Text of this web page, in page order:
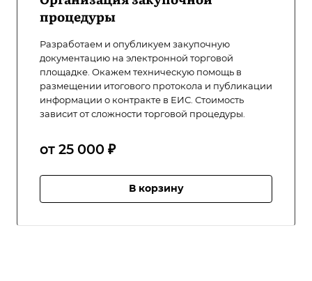
процедуры
Разработаем и опубликуем закупочную
документацию на электронной торговой
площадке. Окажем техническую помощь в
размещении итогового протокола и публикации
информации о контракте в ЕИС. Стоимость
зависит от сложности торговой процедуры.
от 25 000 ₽
В корзину